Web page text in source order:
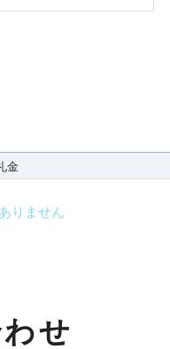
金
りません
せ